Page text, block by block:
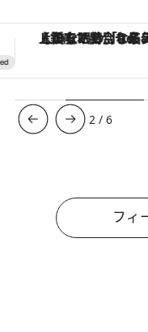
ヴァシュロン・コンスタンタン「オーヴァーシーズ・オート
3 /6
フィ